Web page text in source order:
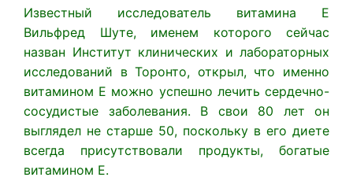
Известный исследователь витамина Е
Вильфред Шуте, именем которого сейчас
назван Институт клинических и лабораторных
исследований в Торонто, открыл, что именно
витамином Е можно успешно лечить сердечно-
сосудистые заболевания. В свои 80 лет он
выглядел не старше 50, поскольку в его диете
всегда присутствовали продукты, богатые
витамином Е.